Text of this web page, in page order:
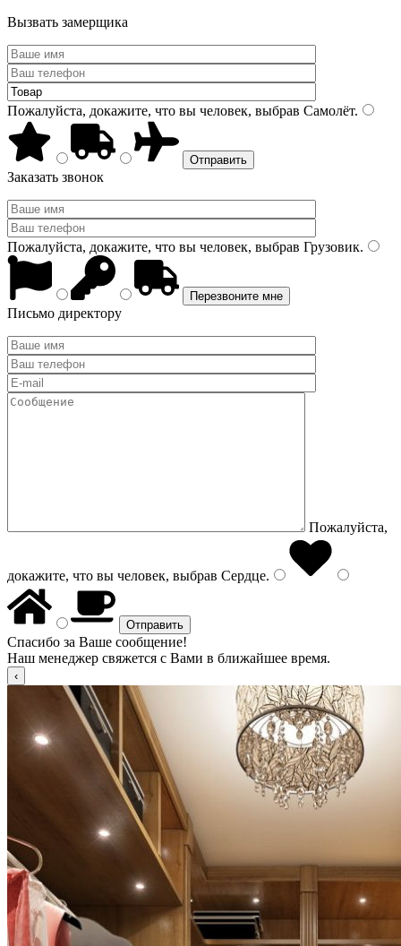
Вызвать замерщика
Пожалуйста, докажите, что вы человек, выбрав Самолёт.
Заказать звонок
Пожалуйста, докажите, что вы человек, выбрав Грузовик.
Письмо директору
Пожалуйста,
докажите, что вы человек, выбрав Сердце.
Спасибо за Ваше сообщение!
Наш менеджер свяжется с Вами в ближайшее время.